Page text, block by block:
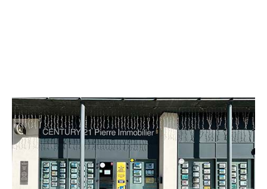
CENTURY 21 Pierre Immobilier
46 rue des Bouchers Résidence des
Galeries Nouvelles
MOULINS - 03000